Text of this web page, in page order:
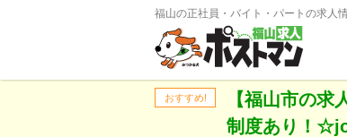
福山の正社員・バイト・パートの求人
おすすめ!
【福山市の
制度あり！